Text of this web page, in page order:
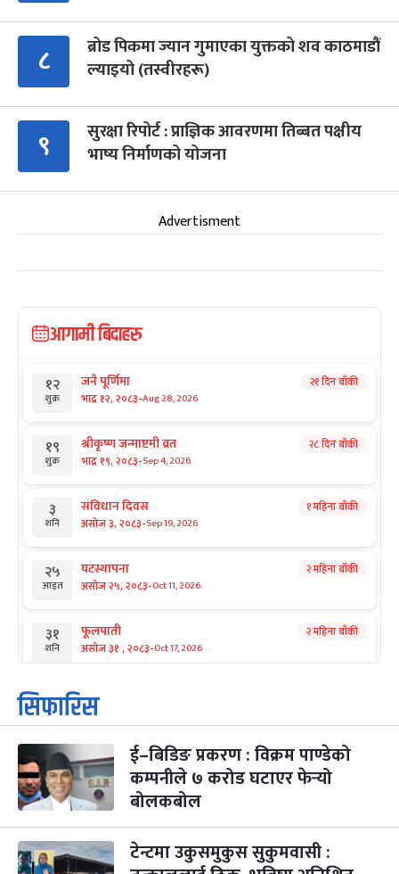
८
ब्रोड पिकमा ज्यान गुमाएका युक्तको शव काठमाडौं
ल्याइयो (तस्वीरहरू)
९
सुरक्षा रिपोर्ट : प्राज्ञिक आवरणमा तिब्बत पक्षीय
भाष्य निर्माणको योजना
Advertisment
आगामी बिदाहरु
१२
शुक्र
जनै पूर्णिमा
भाद्र १२, २०८३-Aug 28, 2026
२१ दिन बाँकी
१९
शुक्र
श्रीकृष्ण जन्माष्टमी व्रत
भाद्र १९, २०८३-Sep 4, 2026
२८ दिन बाँकी
३
शनि
संविधान दिवस
असोज ३, २०८३-Sep 19, 2026
१ महिना बाँकी
२५
आइत
घटस्थापना
असोज २५, २०८३-Oct 11, 2026
२ महिना बाँकी
३१
शनि
फूलपाती
असोज ३१ , २०८३-Oct 17, 2026
२ महिना बाँकी
१
आइत
कार्तिक सङ्क्रान्ति
कार्तिक १, २०८३
३
मंगल
महानवमी
कार्तिक ३, २०८३-Oct 20, 2026
२ महिना बाँकी
४
सिफारिस
ई–बिडिङ प्रकरण : विक्रम पाण्डेको
कम्पनीले ७ करोड घटाएर फेर्‍यो
बोलकबोल
टेन्टमा उकुसमुकुस सुकुमवासी :